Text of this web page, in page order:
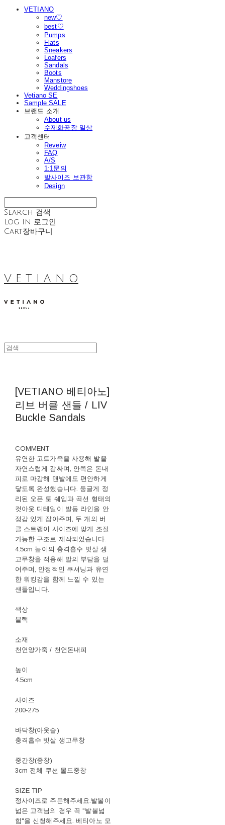
VETIANO
new♡
best♡
Pumps
Flats
Sneakers
Loafers
Sandals
Boots
Manstore
Weddingshoes
Vetiano SE
Sample SALE
브랜드 소개
About us
수제화공장 일상
고객센터
Reveiw
FAQ
A/S
1:1문의
발사이즈 보관함
Design
Search 검색
Log In 로그인
Cart장바구니
V E T I A N O
[VETIANO 베티아노]
리브 버클 샌들 / LIV
Buckle Sandals
COMMENT
유연한 고트가죽을 사용해 발을
자연스럽게 감싸며, 안쪽은 돈내
피로 마감해 맨발에도 편안하게
닿도록 완성했습니다. 둥글게 정
리된 오픈 토 쉐입과 곡선 형태의
컷아웃 디테일이 발등 라인을 안
정감 있게 잡아주며, 두 개의 버
클 스트랩이 사이즈에 맞게 조절
가능한 구조로 제작되었습니다.
4.5cm 높이의 충격흡수 빗살 생
고무창을 적용해 발의 부담을 덜
어주며, 안정적인 쿠셔닝과 유연
한 워킹감을 함께 느낄 수 있는
샌들입니다.
색상
블랙
소재
천연양가죽 / 천연돈내피
높이
4.5cm
사이즈
200-275
바닥창(아웃솔)
충격흡수 빗살 생고무창
중간창(중창)
3cm 전체 쿠션 몰드중창
SIZE TIP
정사이즈로 주문해주세요.발볼이
넓은 고객님의 경우 꼭 "발볼넓
힘"을 신청해주세요. 베티아노 모